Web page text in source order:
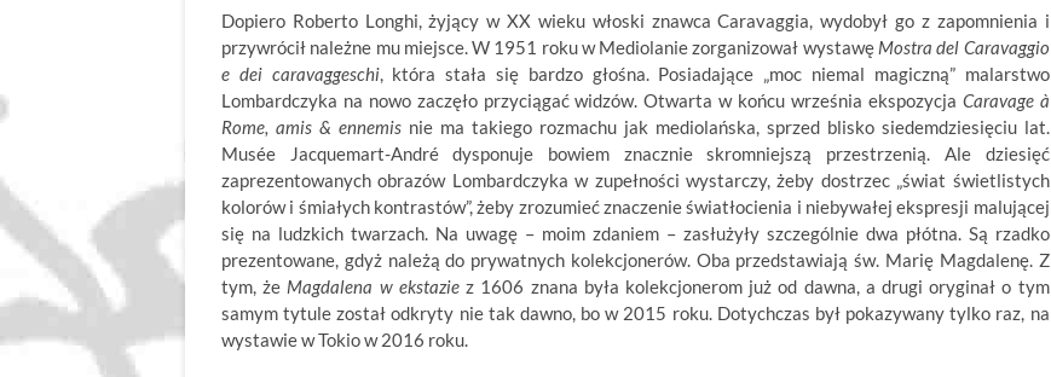
Dopiero Roberto Longhi, żyjący w XX wieku włoski znawca Caravaggia, wydobył go z zapomnienia i
przywrócił należne mu miejsce. W 1951 roku w Mediolanie zorganizował wystawę Mostra del Caravaggio
e dei caravaggeschi, która stała się bardzo głośna. Posiadające „moc niemal magiczną” malarstwo
Lombardczyka na nowo zaczęło przyciągać widzów. Otwarta w końcu września ekspozycja Caravage à
Rome, amis & ennemisnie ma takiego rozmachu jak mediolańska, sprzed blisko siedemdziesięciu lat.
Musée Jacquemart-André dysponuje bowiem znacznie skromniejszą przestrzenią. Ale dziesięć
zaprezentowanych obrazów Lombardczyka w zupełności wystarczy, żeby dostrzec „świat świetlistych
kolorów i śmiałych kontrastów”, żeby zrozumieć znaczenie światłocienia i niebywałej ekspresji malującej
się na ludzkich twarzach. Na uwagę – moim zdaniem – zasłużyły szczególnie dwa płótna. Są rzadko
prezentowane, gdyż należą do prywatnych kolekcjonerów. Oba przedstawiają św. Marię Magdalenę. Z
tym, że Magdalena w ekstaziez 1606 znana była kolekcjonerom już od dawna, a drugi oryginał o tym
samym tytule został odkryty nie tak dawno, bo w 2015 roku. Dotychczas był pokazywany tylko raz, na
wystawie w Tokio w 2016 roku.